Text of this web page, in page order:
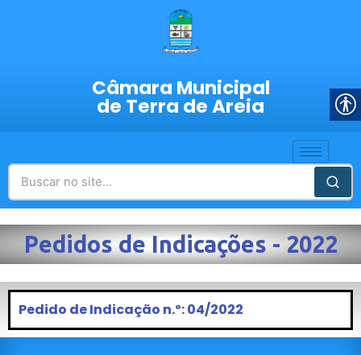
Câmara Municipal
de Terra de Areia
Pedidos de Indicações - 2022
Pedido de Indicação n.º: 04/2022